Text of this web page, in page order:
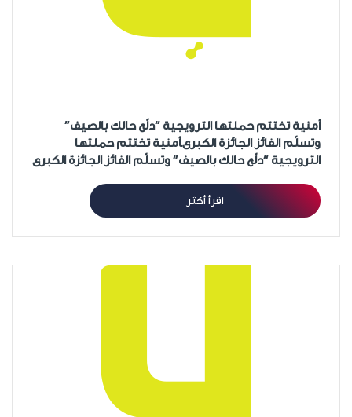
أمنية تختتم حملتها الترويجية “دلّع حالك بالصيف”
وتسلّم الفائز الجائزة الكبرىأمنية تختتم حملتها
الترويجية “دلّع حالك بالصيف” وتسلّم الفائز الجائزة الكبرى
اقرأ أكثر